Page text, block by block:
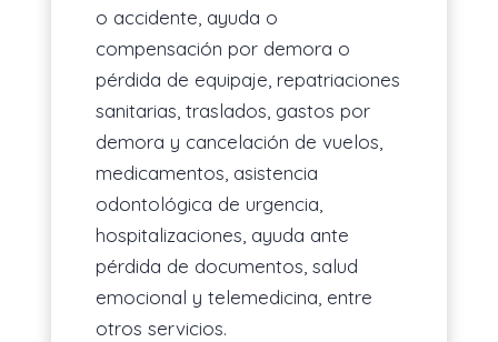
o accidente, ayuda o
compensación por demora o
pérdida de equipaje, repatriaciones
sanitarias, traslados, gastos por
demora y cancelación de vuelos,
medicamentos, asistencia
odontológica de urgencia,
hospitalizaciones, ayuda ante
pérdida de documentos, salud
emocional y telemedicina, entre
otros servicios.